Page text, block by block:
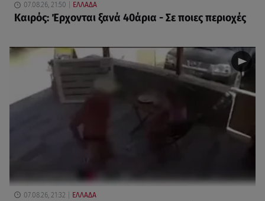
07.08.26, 21:50 ΕΛΛΑΔΑ
Καιρός: Έρχονται ξανά 40άρια - Σε ποιες περιοχές
07.08.26, 21:32 ΕΛΛΑΔΑ